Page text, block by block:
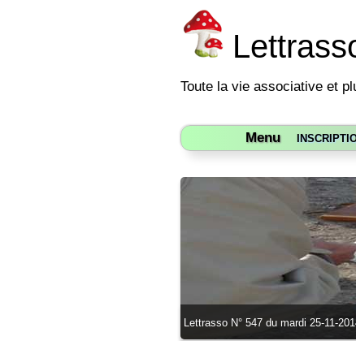
Toute la vie associative et
Menu
Lettrasso N° 547 du mardi 25-11-